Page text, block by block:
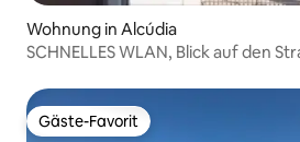
Wohnung in Alcúdia
SCHNELLES WLAN, Blick auf den
Gäste-Favorit
Gäste-Favorit